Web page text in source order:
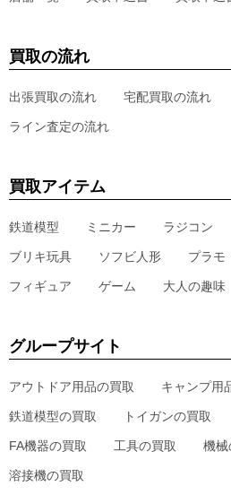
買取の流れ
出張買取の流れ 宅配買取の流れ
ライン査定の流れ
買取アイテム
鉄道模型 ミニカー ラジコン
ブリキ玩具 ソフビ人形 プラモ
フィギュア ゲーム 大人の趣味
グループサイト
アウトドア用品の買取 キャンプ用
鉄道模型の買取 トイガンの買取
FA機器の買取 工具の買取 機械
溶接機の買取